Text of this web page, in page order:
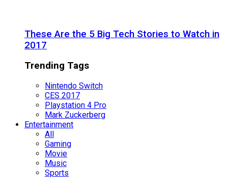
These Are the 5 Big Tech Stories to Watch in
2017
Trending Tags
Nintendo Switch
CES 2017
Playstation 4 Pro
Mark Zuckerberg
Entertainment
All
Gaming
Movie
Music
Sports